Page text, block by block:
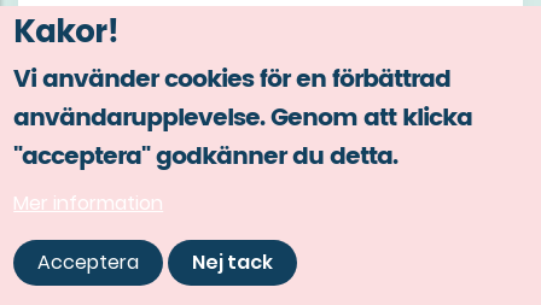
Kakor!
Vi använder cookies för en förbättrad
användarupplevelse. Genom att klicka
"acceptera" godkänner du detta.
Mer information
Acceptera Nej tack
LÄS MER